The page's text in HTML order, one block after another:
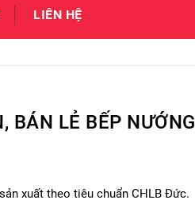
LIÊN HỆ
BÁN LẺ BẾP NƯỚNG
xuất theo tiêu chuẩn CHLB Đức.